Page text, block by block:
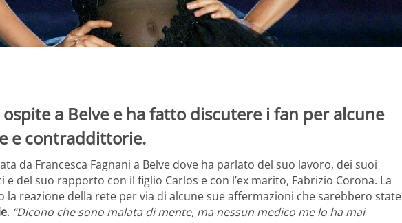
a Belve e ha fatto discutere i fan per alcune
e contraddittorie.
da Francesca Fagnani a Belve dove ha parlato del suo lavoro, dei suoi
del suo rapporto con il figlio Carlos e con l’ex marito, Fabrizio Corona. La
la reazione della rete per via di alcune sue affermazioni che sarebbero state
. “Dicono che sono malata di mente, ma nessun medico me lo ha mai